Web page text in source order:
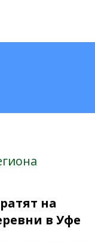
на
в Уфе